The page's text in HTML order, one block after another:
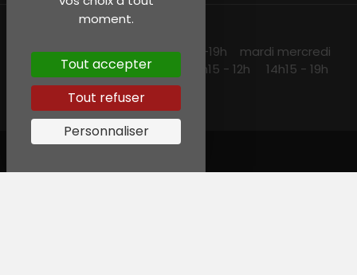
NOS HORAIRES
lundi et jeudi 10h15 -13h30 14h30 -19h mardi mercredi
et vendredi 10h15-19h samedi 10h15 - 12h 14h15 - 19h
moment.
Tout accepter
Tout refuser
Personnaliser